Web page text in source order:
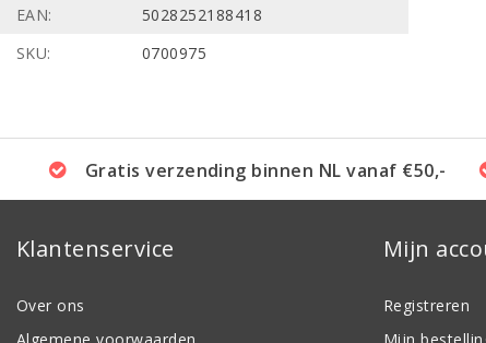
EAN:
5028252188418
SKU:
0700975
Gratis verzending binnen NL vanaf €50,-
Klantenservice
Over ons
Mijn
Registreren